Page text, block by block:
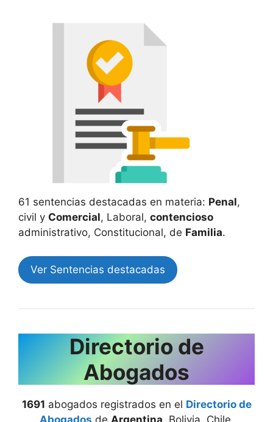
61 sentencias destacadas en materia: Penal,
civil y Comercial, Laboral, contencioso
administrativo, Constitucional, de Familia.
Ver Sentencias destacadas
Directorio de
Abogados
1691 abogados registrados en el Directorio de
Abogados de Argentina , Bolivia, Chile,